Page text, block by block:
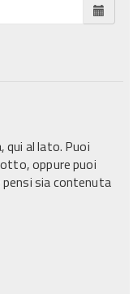
qui al lato. Puoi
oppure puoi
pensi sia contenuta